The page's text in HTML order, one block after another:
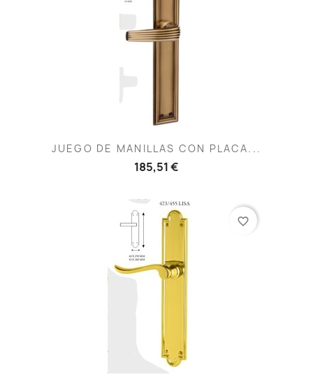
JUEGO DE MANILLAS CON PLACA...
185,51 €
favorite_border